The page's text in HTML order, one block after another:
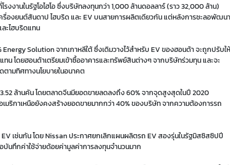
งงานในรัฐโอไฮโอ ซึ่งบริษัทลงทุนกว่า 1,000 ล้านดอลลาร์ (ราว 32,000 ล้าน)
องยนต์สันดาป ไฮบริด และ EV บนสายการผลิตเดียวกัน แต่หลังการชะลอพัฒนา
ะไฮบริดแทน
Energy Solution จากเกาหลีใต้ ซึ่งเดิมวางไว้สำหรับ EV ของฮอนด้า จะถูกปรับให้
โดยฮอนด้าเตรียมเข้าซื้ออาคารและทรัพย์สินต่างๆ จากบริษัทร่วมทุน และจะ
ตามทิศทางนโยบายในอนาคต
ล้านคัน โดยตลาดจีนมียอดขายลดลงถึง 60% จากจุดสูงสุดในปี 2020
ริกาเหนือยังคงสร้างยอดขายมากกว่า 40% ของบริษัท จากความต้องการรถ
เช่นกัน โดย Nissan ประกาศยกเลิกแผนผลิตรถ EV สองรุ่นในรัฐมิสซิสซิปปี
นทึกค่าใช้จ่ายด้อยค่ามูลค่าการลงทุนจำนวนมาก